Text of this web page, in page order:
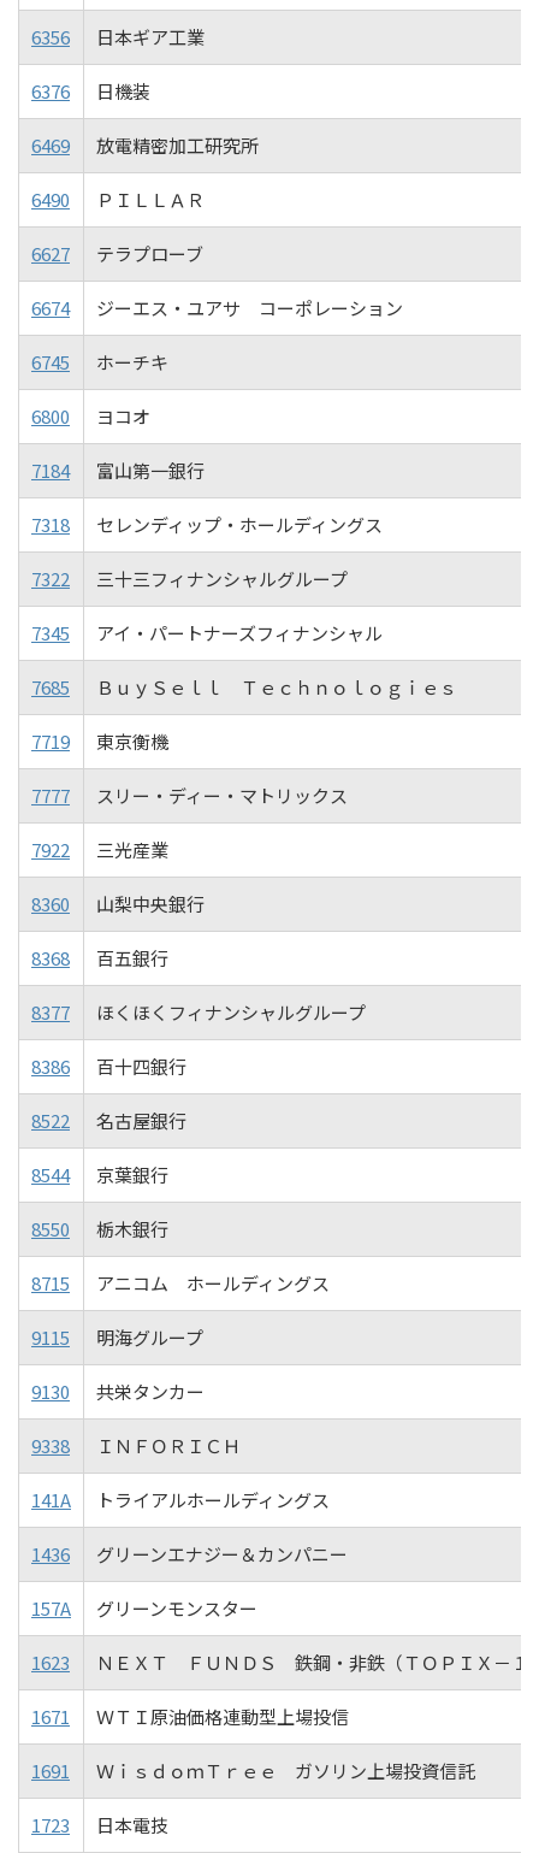
6356 日本ギア工業
6376 日機装
6469 放電精密加工研究所
6490 ＰＩＬＬＡＲ
6627 テラプローブ
6674 ジーエス・ユアサ コーポレーション
6745 ホーチキ
6800 ヨコオ
7184 富山第一銀行
7318 セレンディップ・ホールディングス
7322 三十三フィナンシャルグループ
7345 アイ・パートナーズフィナンシャル
7685 ＢｕｙＳｅｌｌ Ｔｅｃｈｎｏｌｏｇｉｅｓ
7719 東京衡機
7777 スリー・ディー・マトリックス
7922 三光産業
8360 山梨中央銀行
8368 百五銀行
8377 ほくほくフィナンシャルグループ
8386 百十四銀行
8522 名古屋銀行
8544 京葉銀行
8550 栃木銀行
8715 アニコム ホールディングス
9115 明海グループ
9130 共栄タンカー
9338 ＩＮＦＯＲＩＣＨ
141A トライアルホールディングス
1436 グリーンエナジー＆カンパニー
157A グリーンモンスター
1623 ＮＥＸＴ ＦＵＮＤＳ 鉄鋼・非鉄（ＴＯＰＩＸ－１
1671 ＷＴＩ原油価格連動型上場投信
1691 ＷｉｓｄｏｍＴｒｅｅ ガソリン上場投資信託
1723 日本電技